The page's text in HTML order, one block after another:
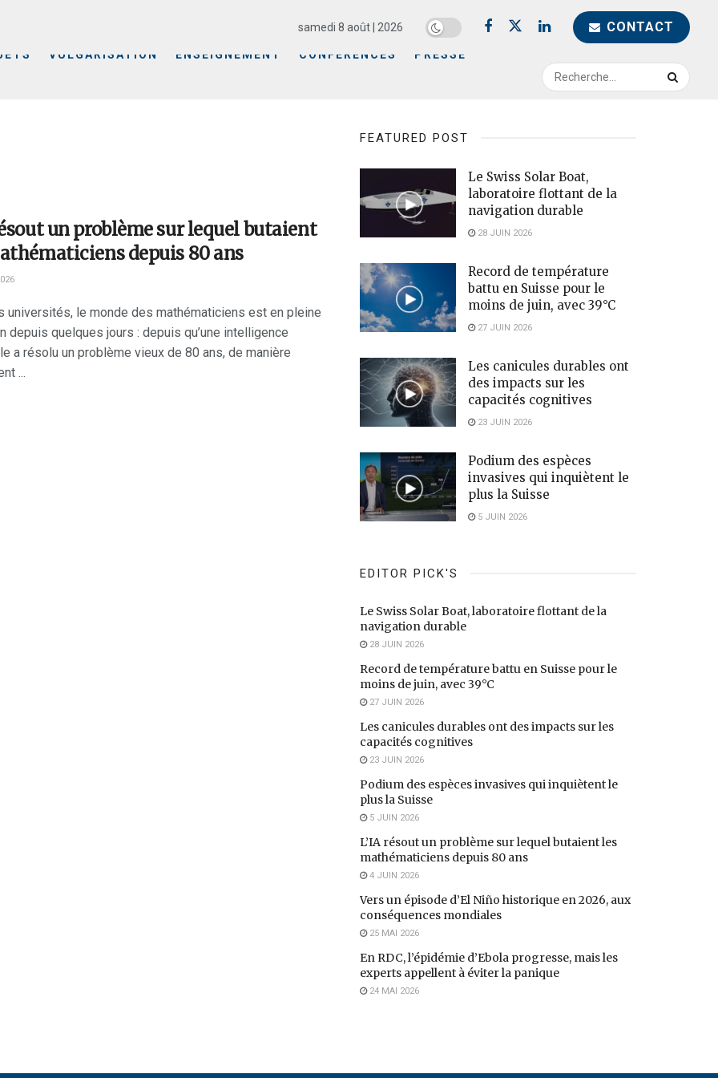
samedi 8 août | 2026 CONTACT
VULGARISATION ENSEIGNEMENT CONFÉRENCES PRESSE
un problème sur lequel butaient
depuis 80 ans
universités, le monde des mathématiciens est en pleine
depuis quelques jours : depuis qu’une intelligence
a résolu un problème vieux de 80 ans, de manière
...
FEATURED POST
Le Swiss Solar Boat,
laboratoire flottant de la
navigation durable
28 JUIN 2026
Record de température
battu en Suisse pour le
moins de juin, avec 39°C
27 JUIN 2026
Les canicules durables ont
des impacts sur les
capacités cognitives
23 JUIN 2026
Podium des espèces
invasives qui inquiètent le
plus la Suisse
5 JUIN 2026
EDITOR PICK'S
Le Swiss Solar Boat, laboratoire flottant de la
navigation durable
28 JUIN 2026
Record de température battu en Suisse pour le
moins de juin, avec 39°C
27 JUIN 2026
Les canicules durables ont des impacts sur les
capacités cognitives
23 JUIN 2026
Podium des espèces invasives qui inquiètent le
plus la Suisse
5 JUIN 2026
L’IA résout un problème sur lequel butaient les
mathématiciens depuis 80 ans
4 JUIN 2026
Vers un épisode d’El Niño historique en 2026, aux
conséquences mondiales
25 MAI 2026
En RDC, l’épidémie d’Ebola progresse, mais les
experts appellent à éviter la panique
24 MAI 2026